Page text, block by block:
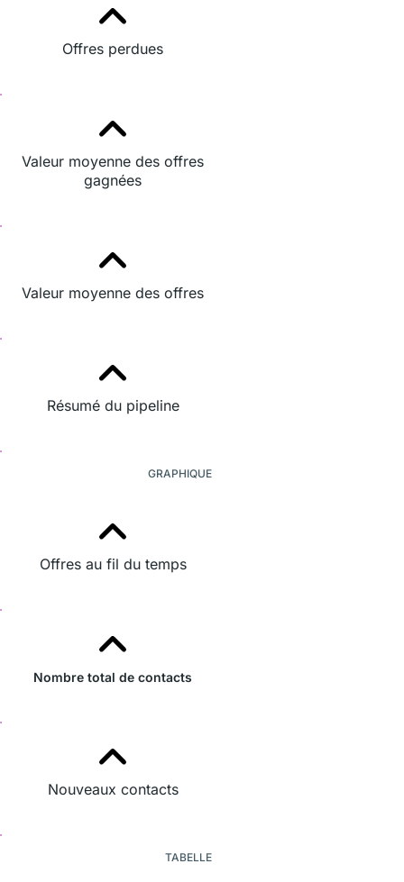
Offres perdues
Valeur moyenne des offres
gagnées
Valeur moyenne des offres
Résumé du pipeline
GRAPHIQUE
Offres au fil du temps
Nombre total de contacts
Nouveaux contacts
TABELLE